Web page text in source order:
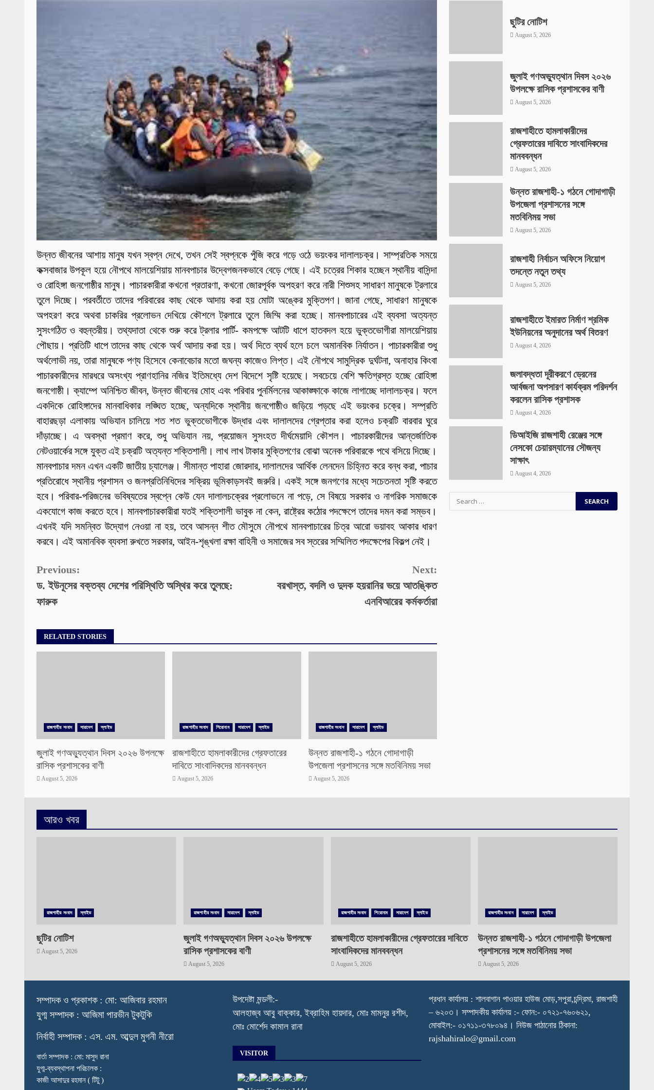
উন্নত জীবনের আশায় মানুষ যখন স্বপ্ন দেখে, তখন সেই স্বপ্নকে পুঁজি করে গড়ে ওঠে ভয়ংকর দালালচক্র। সাম্প্রতিক সময়ে
কক্সবাজার উপকূল হয়ে নৌপথে মালয়েশিয়ায় মানবপাচার উদ্বেগজনকভাবে বেড়ে গেছে। এই চত্রের শিকার হচ্ছেন স্থানীয় বাসিন্দা
ও রোহিঙ্গা জনগোষ্ঠীর মানুষ। পাচারকারীরা কখনো প্রতারণা, কখনো জোরপূর্বক অপহরণ করে নারী শিশুসহ সাধারণ মানুষকে ট্রলারে
তুলে দিচ্ছে। পরবর্তীতে তাদের পরিবারের কাছ থেকে আদায় করা হয় মোটা অঙ্কের মুক্তিপণ। জানা গেছে, সাধারণ মানুষকে
অপহরণ করে অথবা চাকরির প্রলোভন দেখিয়ে কৌশলে ট্রলারে তুলে জিম্মি করা হচ্ছে। মানবপাচারের এই ব্যবসা অত্যন্ত
সুসংগঠিত ও বহুন্তরীয়। তথ্যদাতা থেকে শুরু করে ট্রলার পার্টি- কমপক্ষে আটটি ধাপে হাতবদল হয়ে ভুক্তভোগীরা মালয়েশিয়ায়
পৌছায়। প্রতিটি ধাপে তাদের কাছ থেকে অর্থ আদায় করা হয়। অর্থ দিতে ব্যর্থ হলে চলে অমানবিক নির্যাতন। পাচারকারীরা শুধু
অর্থলোভী নয়, তারা মানুষকে পণ্য হিসেবে কেনাবেচার মতো জঘন্য কাজেও লিপ্ত। এই নৌপথে সামুদ্রিক দুর্ঘটনা, অনাহার কিংবা
পাচারকারীদের মারধরে অসংখ্য প্রাণহানির নজির ইতিমধ্যে দেশ বিদেশে সৃষ্টি হয়েছে। সবচেয়ে বেশি ক্ষতিগ্রস্ত হচ্ছে রোহিঙ্গা
জনগোষ্ঠী। ক্যাম্পে অনিশ্চিত জীবন, উন্নত জীবনের মোহ এবং পরিবার পুনর্মিলনের আকাঙ্ক্ষাকে কাজে লাগাচ্ছে দালালচক্র। ফলে
একদিকে রোহিঙ্গাদের মানবাধিকার লঙ্ঘিত হচ্ছে, অন্যদিকে স্থানীয় জনগোষ্ঠীও জড়িয়ে পড়ছে এই ভয়ংকর চক্রে। সম্প্রতি
বাহারছড়া এলাকায় অভিযান চালিয়ে শত শত ভুক্তভোগীকে উদ্ধার এবং দালালদের গ্রেপ্তার করা হলেও চক্রটি বারবার ঘুরে
দাঁড়াচ্ছে। এ অবস্থা প্রমাণ করে, শুধু অভিযান নয়, প্রয়োজন সুসংহত দীর্ঘমেয়াদি কৌশল। পাচারকারীদের আন্তর্জাতিক
নেটওয়ার্কের সঙ্গে যুক্ত এই চক্রটি অত্যন্ত শক্তিশালী। লাখ লাখ টাকার মুক্তিপণের বোঝা অনেক পরিবারকে পথে বসিয়ে দিচ্ছে।
মানবপাচার দমন এখন একটি জাতীয় চ্যালেঞ্জ। সীমান্ত পাহারা জোরদার, দালালদের আর্থিক লেনদেন চিহ্নিত করে বন্ধ করা, পাচার
প্রতিরোধে স্থানীয় প্রশাসন ও জনপ্রতিনিধিদের সক্রিয় ভূমিকাড়সবই জরুরি। একই সঙ্গে জনগণের মধ্যে সচেতনতা সৃষ্টি করতে
হবে। পরিবার-পরিজনের ভবিষ্যতের স্বপ্নে কেউ যেন দালালচক্রের প্রলোভনে না পড়ে, সে বিষয়ে সরকার ও নাগরিক সমাজকে
একযোগে কাজ করতে হবে। মানবপাচারকারীরা যতই শক্তিশালী ভাবুক না কেন, রাষ্ট্রের কঠোর পদক্ষেপে তাদের দমন করা সম্ভব।
এখনই যদি সমন্বিত উদ্যোগ নেওয়া না হয়, তবে আসন্ন শীত মৌসুমে নৌপথে মানবপাচারের চিত্র আরো ভয়াবহ আকার ধারণ
করবে। এই অমানবিক ব্যবসা রুখতে সরকার, আইন-শৃঙ্খলা রক্ষা বাহিনী ও সমাজের সব স্তরের সম্মিলিত পদক্ষেপের বিকল্প নেই।
Continue
Reading
Previous:
ড. ইউনূসের বক্তব্য দেশের পরিস্থিতি অস্থির করে তুলছে:
ফারুক
Next:
বরখাস্ত, বদলি ও দুদক হয়রানির ভয়ে আতঙ্কিত
এনবিআরের কর্মকর্তারা
RELATED STORIES
রাজশাহীর সংবাদ সারাদেশ স্লাইড
জুলাই গণঅভ্যুত্থান দিবস ২০২৬ উপলক্ষে
রাসিক প্রশাসকের বাণী
August 5, 2026
রাজশাহীর সংবাদ শিরোনাম সারাদেশ স্লাইড
রাজশাহীতে হামলাকারীদের গ্রেফতারের
দাবিতে সাংবাদিকদের মানববন্ধন
August 5, 2026
রাজশাহীর সংবাদ সারাদেশ স্লাইড
উন্নত রাজশাহী-১ গঠনে গোদাগাড়ী
উপজেলা প্রশাসনের সঙ্গে মতবিনিময় সভা
August 5, 2026
ছুটির নোটিশ
August 5, 2026
জুলাই গণঅভ্যুত্থান দিবস ২০২৬
উপলক্ষে রাসিক প্রশাসকের বাণী
August 5, 2026
রাজশাহীতে হামলাকারীদের
গ্রেফতারের দাবিতে সাংবাদিকদের
মানববন্ধন
August 5, 2026
উন্নত রাজশাহী-১ গঠনে গোদাগাড়ী
উপজেলা প্রশাসনের সঙ্গে
মতবিনিময় সভা
August 5, 2026
রাজশাহী নির্বাচন অফিসে নিয়োগ
তদন্তে নতুন তথ্য
August 5, 2026
রাজশাহীতে ইমারত নির্মাণ শ্রমিক
ইউনিয়নের অনুদানের অর্থ বিতরণ
August 4, 2026
জলাবদ্ধতা দূরীকরণে ড্রেনের
আর্বজনা অপসারণ কার্যক্রম পরিদর্শন
করলেন রাসিক প্রশাসক
August 4, 2026
ডিআইজি রাজশাহী রেঞ্জের সঙ্গে
নেসকো চেয়ারম্যানের সৌজন্য
সাক্ষাৎ
August 4, 2026
for:
আরও খবর
রাজশাহীর সংবাদ স্লাইড
ছুটির নোটিশ
August 5, 2026
রাজশাহীর সংবাদ সারাদেশ স্লাইড
জুলাই গণঅভ্যুত্থান দিবস ২০২৬ উপলক্ষে
রাসিক প্রশাসকের বাণী
August 5, 2026
রাজশাহীর সংবাদ শিরোনাম সারাদেশ স্লাইড
রাজশাহীতে হামলাকারীদের গ্রেফতারের দাবিতে
সাংবাদিকদের মানববন্ধন
August 5, 2026
রাজশাহীর সংবাদ সারাদেশ স্লাইড
উন্নত রাজশাহী-১ গঠনে গোদাগাড়ী উপজেলা
প্রশাসনের সঙ্গে মতবিনিময় সভা
August 5, 2026
সম্পাদক ও প্রকাশক : মো: আজিবার রহমান
যুগ্ম সম্পাদক : আজিমা পারভীন টুকটুকি
নির্বাহী সম্পাদক : এস. এম. আব্দুল মুগনী নীরো
বার্তা সম্পাদক : মো: মাসুদ রানা
যুগ্ম-ব্যবস্থাপনা পরিচালক :
কাজী আসাদুর রহমান ( টিটু )
উপদেষ্টা মন্ডলী:-
আলহাজ্ব আবু বাক্কার, ইব্রাহিম হায়দার, মোঃ মামনুর রশীদ,
মোঃ মোর্শেদ কামাল রানা
VISITOR
প্রধান কার্যালয় : শালবাগান পাওয়ার হাউজ মোড়,সপুরা,চন্দ্রিমা, রাজশাহী
– ৬২০৩। সম্পাদকীয় কার্যালয় :- ফোন:- ০৭২১-৭৬০৬২১,
মোবাইল:- ০১৭১১-৩৭৮০৯৪। নিউজ পাঠানোর ঠিকানা:
rajshahiralo@gmail.com